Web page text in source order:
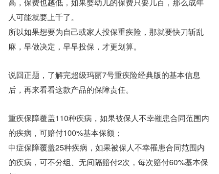
人可能就要上千了。
所以如果想要为自己或家人投保重疾险，那就要快刀斩乱
麻，早做决定，早早投保，才更划算。
说回正题，了解完超级玛丽7号重疾险经典版的基本信息
后，再来看看这款产品的保障责任。
重疾保障覆盖110种疾病，如果被保人不幸罹患合同范围内
的疾病，可赔付100%基本保额；
中症保障覆盖25种疾病，如果被保人不幸罹患合同范围内
的疾病，可不分组、无间隔赔付2次，每次赔付60%基本保